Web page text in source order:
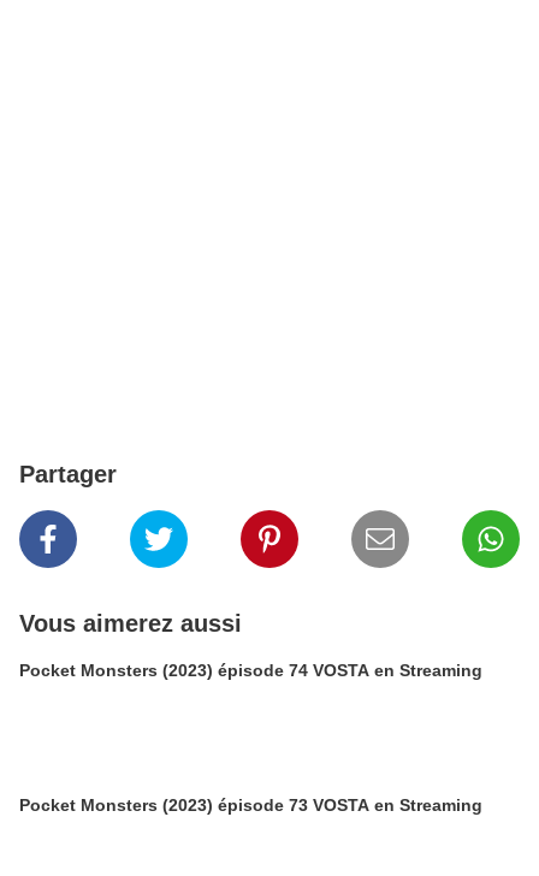
Partager
Vous aimerez aussi
Pocket Monsters (2023) épisode 74 VOSTA en Streaming
Pocket Monsters (2023) épisode 73 VOSTA en Streaming